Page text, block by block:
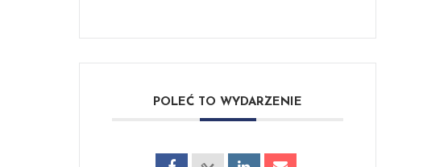
POLEĆ TO WYDARZENIE